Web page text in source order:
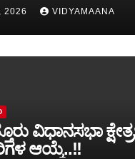
2026 VIDYAMAANA
ವಿಧಾನಸಭಾ
ಆಯ್ಕೆ..!!